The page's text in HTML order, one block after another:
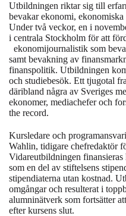
Utbildningen riktar sig till
bevakar ekonomi,
Under två veckor, en i
i centrala Stockholm för att
ekonomijournalistik som
samt bevakning av
finanspolitik. Utbildningen
och studiebesök. Ett tjugotal
däribland några av Sveriges
ekonomer, mediachefer och
the record.
Kursledare och
Wahlin, tidigare chefredaktör
Vidareutbildningen
som en del av stiftelsens
stipendiaterna utan kostnad.
omgångar och resulterat i
alumninätverk som fortsätter
efter kursens slut.